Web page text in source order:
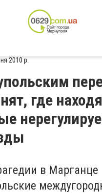
2010 р.
где
в Марганце